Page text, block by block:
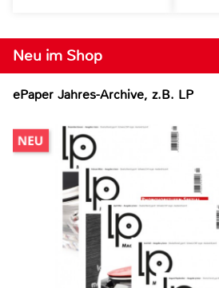
Neu im Shop
ePaper Jahres-Archive, z.B. LP